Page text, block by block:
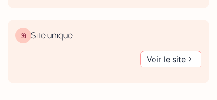
Site unique
Voir le site